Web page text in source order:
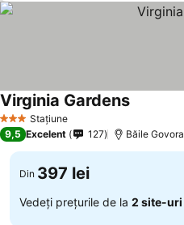
3 SteleStațiune
Virginia GardensVedeți
9,5 Excelent 127 Băile Govora
Din 397 lei
Vedeți prețurile de la 2 site-uri